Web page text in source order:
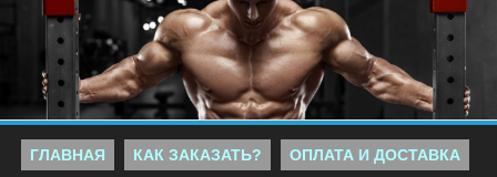
ГЛАВНАЯ КАК ЗАКАЗАТЬ? ОПЛАТА И ДОСТАВКА